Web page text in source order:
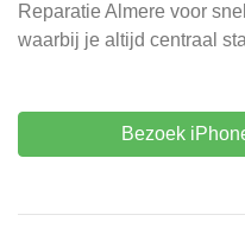
Reparatie Almere voor
waarbij je altijd centraal
Bezoek